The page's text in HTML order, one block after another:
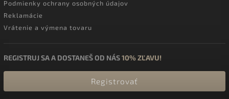
Podmienky ochrany osobných údajov
Reklamácie
Vrátenie a výmena tovaru
REGISTRUJ SA A DOSTANEŠ OD NÁS10% ZĽAVU!
Registrovať